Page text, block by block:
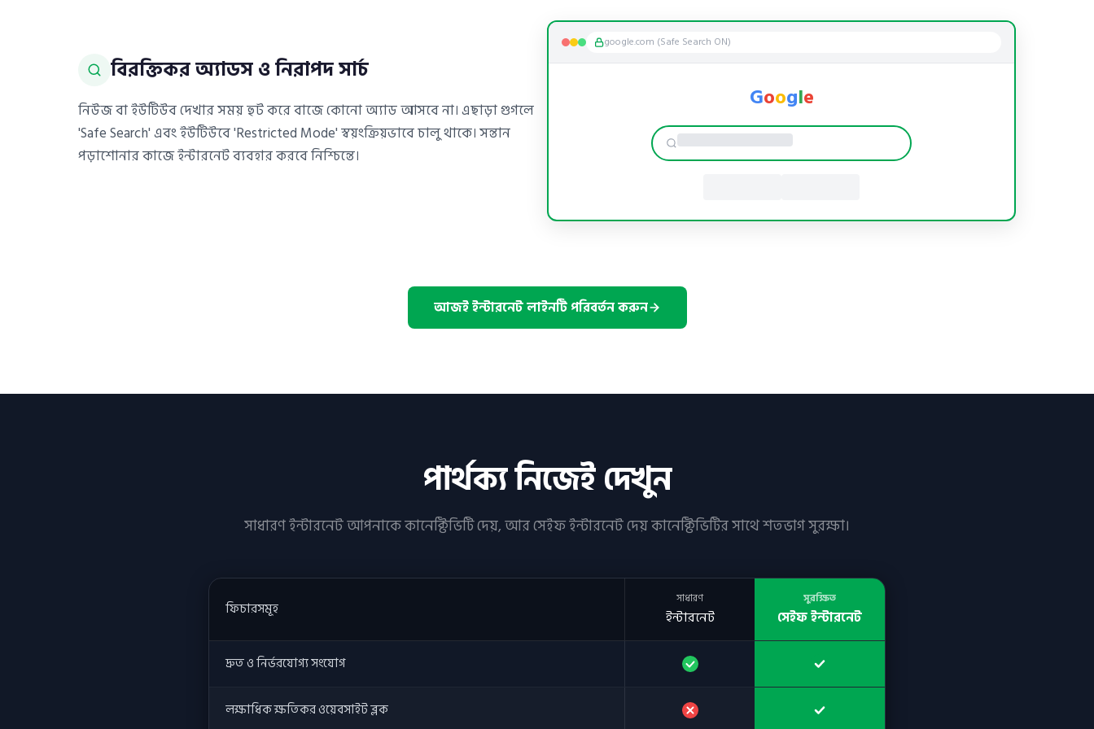
বিরক্তিকর অ্যাডস ও নিরাপদ সার্চ
নিউজ বা ইউটিউব দেখার সময় হুট করে বাজে কোনো অ্যাড আসবে না। এছাড়া গুগলে
'Safe Search' এবং ইউটিউবে 'Restricted Mode' স্বয়ংক্রিয়ভাবে চালু থাকে। সন্তান
পড়াশোনার কাজে ইন্টারনেট ব্যবহার করবে নিশ্চিন্তে।
google.com (Safe Search ON)
Google
আজই ইন্টারনেট লাইনটি পরিবর্তন করুন
পার্থক্য নিজেই দেখুন
সাধারণ ইন্টারনেট আপনাকে কানেক্টিভিটি দেয়, আর সেইফ ইন্টারনেট দেয় কানেক্টিভিটির সাথে শতভাগ সুরক্ষা।
ফিচারসমূহ
সাধারণ
ইন্টারনেট
সুরক্ষিত
সেইফ ইন্টারনেট
দ্রুত ও নির্ভরযোগ্য সংযোগ
লক্ষাধিক ক্ষতিকর ওয়েবসাইট ব্লক